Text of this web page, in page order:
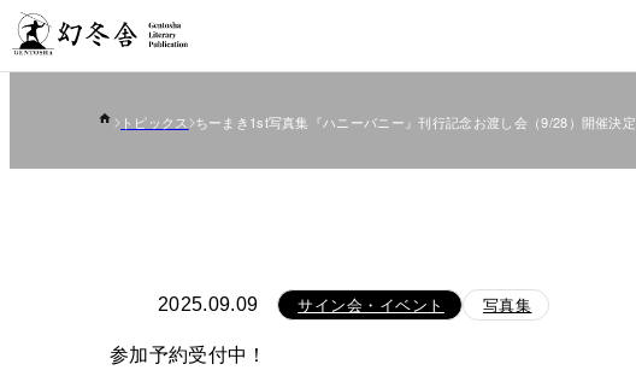
トピックス ちーまき1st写真集『ハニーバニー』刊行記念お渡し会（9/28）開催決定
2025.09.09 サイン会・イベント 写真集
参加予約受付中！